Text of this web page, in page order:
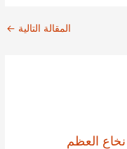
المقالة التالية ←
العظم